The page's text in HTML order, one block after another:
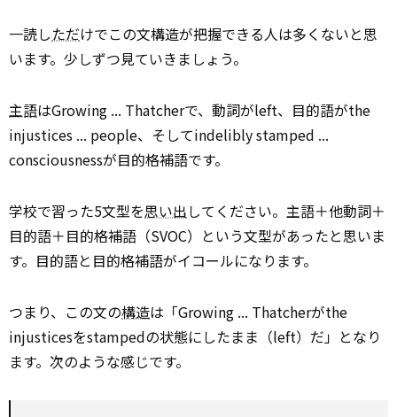
一読しただけでこの文構造が把握できる人は多くないと思
います。少しずつ見ていきましょう。
主語はGrowing ... Thatcherで、動詞がleft、目的語がthe
injustices ... people、そしてindelibly stamped ...
consciousnessが目的格補語です。
学校で習った5文型を思い出してください。主語＋他動詞＋
目的語＋目的格補語（SVOC）という文型があったと思いま
す。目的語と目的格補語がイコールになります。
つまり、この文の構造は「Growing ... Thatcherがthe
injusticesをstampedの状態にしたまま（left）だ」となり
ます。次のような感じです。